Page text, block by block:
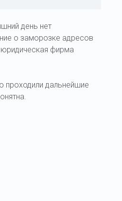
день нет
о заморозке адресов
юридическая фирма
проходили дальнейшие